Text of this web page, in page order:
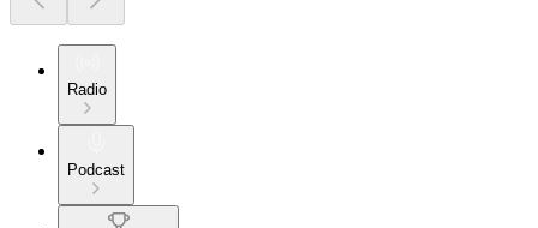
Radio
Podcast